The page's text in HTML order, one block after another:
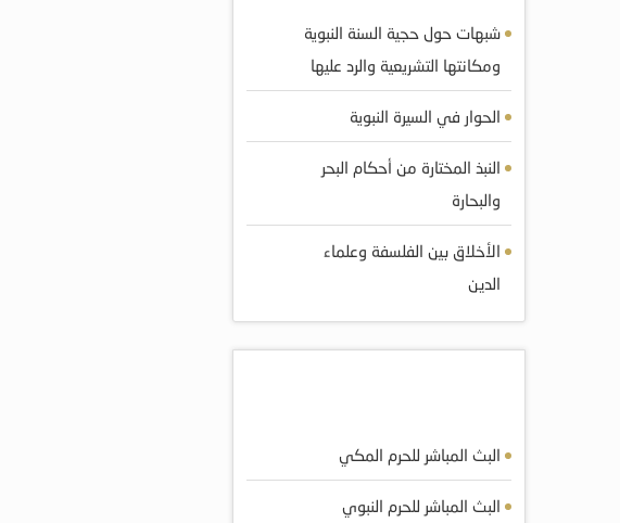
شبهات حول حجية السنة النبوية
ومکانتها التشريعية والرد عليها
الحوار في السيرة النبوية
النبذ المختارة من أحكام البحر
والبحارة
الأخلاق بين الفلسفة وعلماء
الدين
البث المباشر للحرم المكي
البث المباشر للحرم النبوي